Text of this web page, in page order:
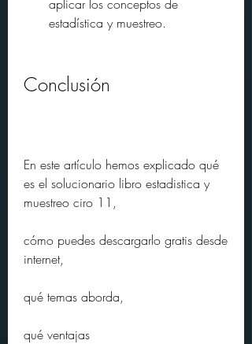
aplicar los conceptos de
estadística y muestreo.
Conclusión
En este artículo hemos explicado qué
es el solucionario libro estadistica y
muestreo ciro 11,
cómo puedes descargarlo gratis desde
internet,
qué temas aborda,
qué ventajas